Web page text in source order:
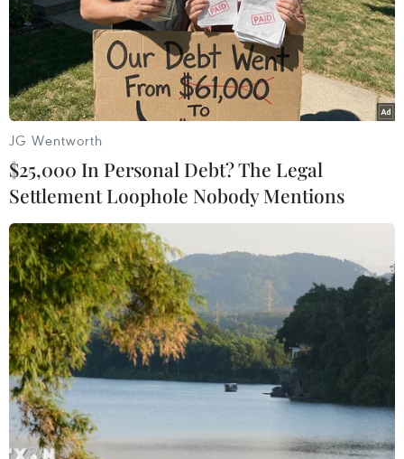
Giải thưởng Sách quốc gia 2021: Nhiều tín
hiệu vui giữa mùa COVID-19
10/11/2021 07:37
Giải thưởng Sách quốc gia 2021 ghi nhận số lượng sách
tham gia nhiều hơn năm trước, chất lượng cũng tăng
cao ở thể loại sách thiếu nhi, sách chuyên khảo...
JG Wentworth
$25,000 In Personal Debt? The Legal
Settlement Loophole Nobody Mentions